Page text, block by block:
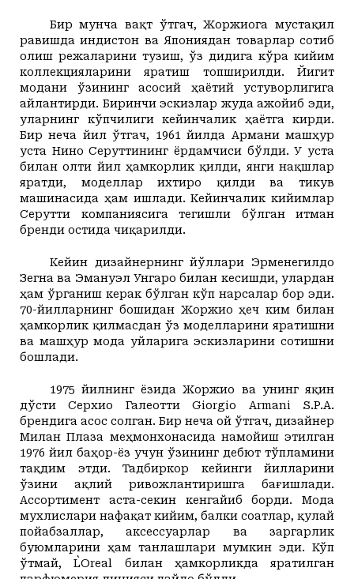
Бир мунча вақт ўтгач, Жоржиога мустақил
равишда Ҳиндистон ва Япониядан товарлар сотиб
олиш режаларини тузиш, ўз дидига кўра кийим
коллекцияларини яратиш топширилди. Йигит
модани ўзининг асосий ҳаётий устуворлигига
айлантирди. Биринчи эскизлар жуда ажойиб эди,
уларнинг кўпчилиги кейинчалик ҳаётга кирди.
Бир неча йил ўтгач, 1961 йилда Армани машҳур
уста Нино Cеруттининг ёрдамчиси бўлди. У уста
билан олти йил ҳамкорлик қилди, янги нақшлар
яратди, моделлар ихтиро қилди ва тикув
машинасида ҳам ишлади. Кейинчалик кийимлар
Cерутти компаниясига тегишли бўлган Ҳитман
бренди остида чиқарилди.
Кейин дизайнернинг йўллари Эрменегилдо
Зегна ва Эмануэл Унгаро билан кесишди, улардан
ҳам ўрганиш керак бўлган кўп нарсалар бор эди.
70-йилларнинг бошидан Жоржио ҳеч ким билан
ҳамкорлик қилмасдан ўз моделларини яратишни
ва машҳур мода уйларига эскизларини сотишни
бошлади.
1975 йилнинг ёзида Жоржио ва унинг яқин
дўсти Серхио Галеотти Giorgio Armani S.P.A.
брендига асос солган. Бир неча ой ўтгач, дизайнер
Милан Плаза меҳмонхонасида намойиш этилган
1976 йил баҳор-ёз учун ўзининг дебют тўпламини
тақдим этди. Тадбиркор кейинги йилларини
ўзини ақлий ривожлантиришга бағишлади.
Ассортимент аста-секин кенгайиб борди. Мода
мухлислари нафақат кийим, балки соатлар, қулай
пойабзаллар, аксессуарлар ва заргарлик
буюмларини ҳам танлашлари мумкин эди. Кўп
ўтмай, L`Oreal билан ҳамкорликда яратилган